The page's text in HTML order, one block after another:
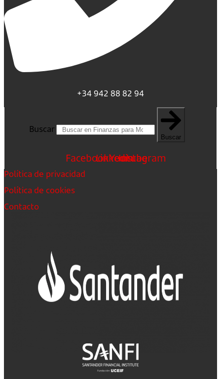
+34 942 88 82 94
Buscar
Buscar
FacebookLinkedin
Youtube
Instagram
Política de privacidad
Política de cookies
Contacto